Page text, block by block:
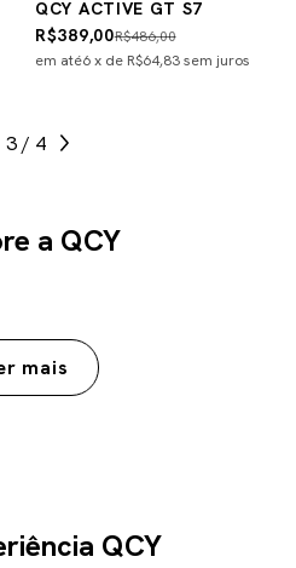
QCY ACTIVE GT S7
R$486,00
R$389,00
em até6x de R$64,83sem juros
3 / 4
a QCY
QCY